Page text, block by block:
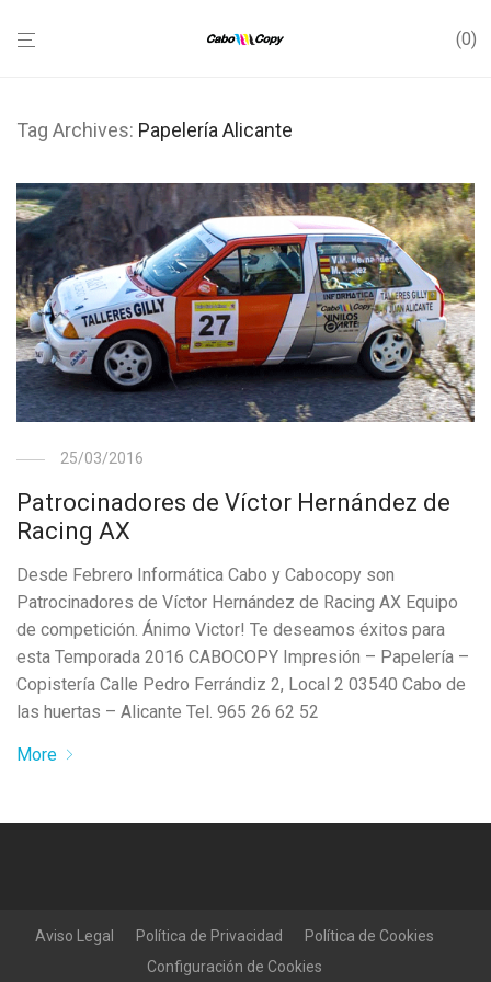
0
Tag Archives: Papelería Alicante
25/03/2016
Patrocinadores de Víctor Hernández de
Racing AX
Desde Febrero Informática Cabo y Cabocopy son
Patrocinadores de Víctor Hernández de Racing AX Equipo
de competición. Ánimo Victor! Te deseamos éxitos para
esta Temporada 2016 CABOCOPY Impresión – Papelería –
Copistería Calle Pedro Ferrándiz 2, Local 2 03540 Cabo de
las huertas – Alicante Tel. 965 26 62 52
More
Aviso Legal Política de Privacidad
Política de Cookies
Configuración de Cookies